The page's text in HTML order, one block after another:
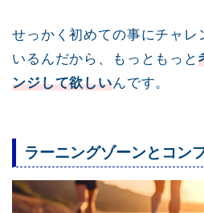
せっかく初めての事にチャレ
いるんだから、もっともっと
ンジして欲しいんです。
ラーニングゾーンとコン